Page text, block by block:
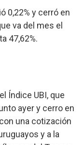
0,22% y cerró en
va del mes el
47,62%.
Índice UBI, que
ayer y cerro en
una cotización
y a la